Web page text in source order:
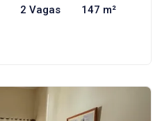
2 Vagas 147 m²